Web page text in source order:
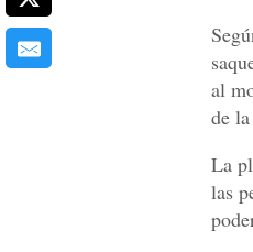
al
de
La
las